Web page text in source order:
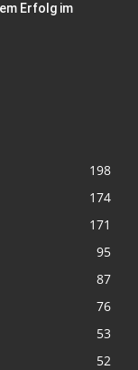
Erfolg im
198
174
171
95
87
76
53
52